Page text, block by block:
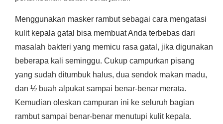
Menggunakan masker rambut sebagai cara mengatasi
kulit kepala gatal bisa membuat Anda terbebas dari
masalah bakteri yang memicu rasa gatal, jika digunakan
beberapa kali seminggu. Cukup campurkan pisang
yang sudah ditumbuk halus, dua sendok makan madu,
dan ½ buah alpukat sampai benar-benar merata.
Kemudian oleskan campuran ini ke seluruh bagian
rambut sampai benar-benar menutupi kulit kepala.